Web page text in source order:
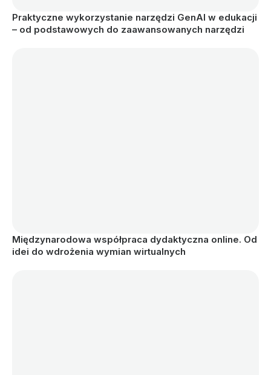
Praktyczne wykorzystanie narzędzi GenAI w edukacji
– od podstawowych do zaawansowanych narzędzi
Międzynarodowa współpraca dydaktyczna online. Od
idei do wdrożenia wymian wirtualnych